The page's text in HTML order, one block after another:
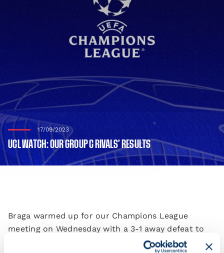
17/09/2023
UCL WATCH: OUR GROUP C RIVALS’ RESULTS
Braga warmed up for our Champions League
meeting on Wednesday with a 3-1 away defeat to
Farense in the Primeira Liga, Simon Banza getting